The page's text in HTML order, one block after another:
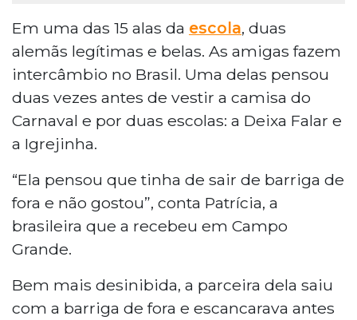
Em uma das 15 alas da escola, duas
alemãs legítimas e belas. As amigas fazem
intercâmbio no Brasil. Uma delas pensou
duas vezes antes de vestir a camisa do
Carnaval e por duas escolas: a Deixa Falar e
a Igrejinha.
“Ela pensou que tinha de sair de barriga de
fora e não gostou”, conta Patrícia, a
brasileira que a recebeu em Campo
Grande.
Bem mais desinibida, a parceira dela saiu
com a barriga de fora e escancarava antes